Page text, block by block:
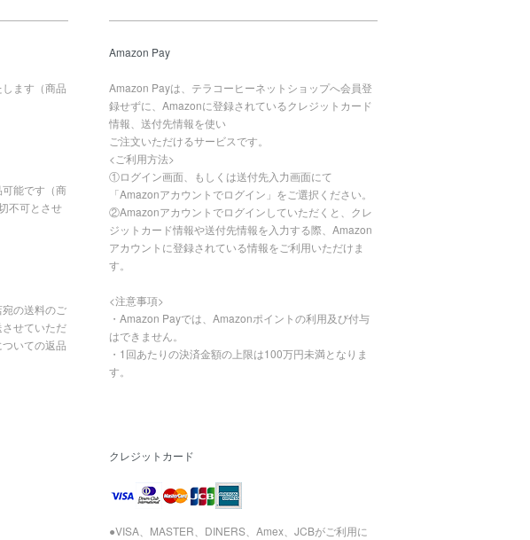
ます（商品
能です（商
不可とさせ
の送料のご
せていただ
いての返品
Amazon Pay
Amazon Payは、テラコーヒーネットショップへ会員登
録せずに、Amazonに登録されているクレジットカード
情報、送付先情報を使い
ご注文いただけるサービスです。
<ご利用方法>
①ログイン画面、もしくは送付先入力画面にて
「Amazonアカウントでログイン」をご選択ください。
②Amazonアカウントでログインしていただくと、クレ
ジットカード情報や送付先情報を入力する際、Amazon
アカウントに登録されている情報をご利用いただけま
す。
<注意事項>
・Amazon Payでは、Amazonポイントの利用及び付与
はできません。
・1回あたりの決済金額の上限は100万円未満となりま
す。
クレジットカード
●VISA、MASTER、DINERS、Amex、JCBがご利用に